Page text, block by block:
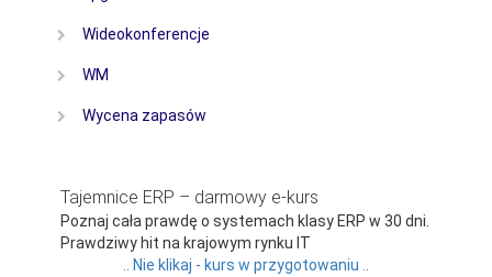
Wideokonferencje
WM
Wycena zapasów
Tajemnice ERP – darmowy e-kurs
Poznaj cała prawdę o systemach klasy ERP w 30 dni.
Prawdziwy hit na krajowym rynku IT
.. Nie klikaj - kurs w przygotowaniu ..